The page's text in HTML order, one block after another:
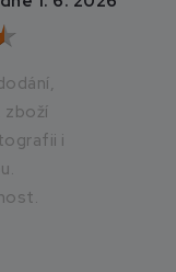
zboží
i